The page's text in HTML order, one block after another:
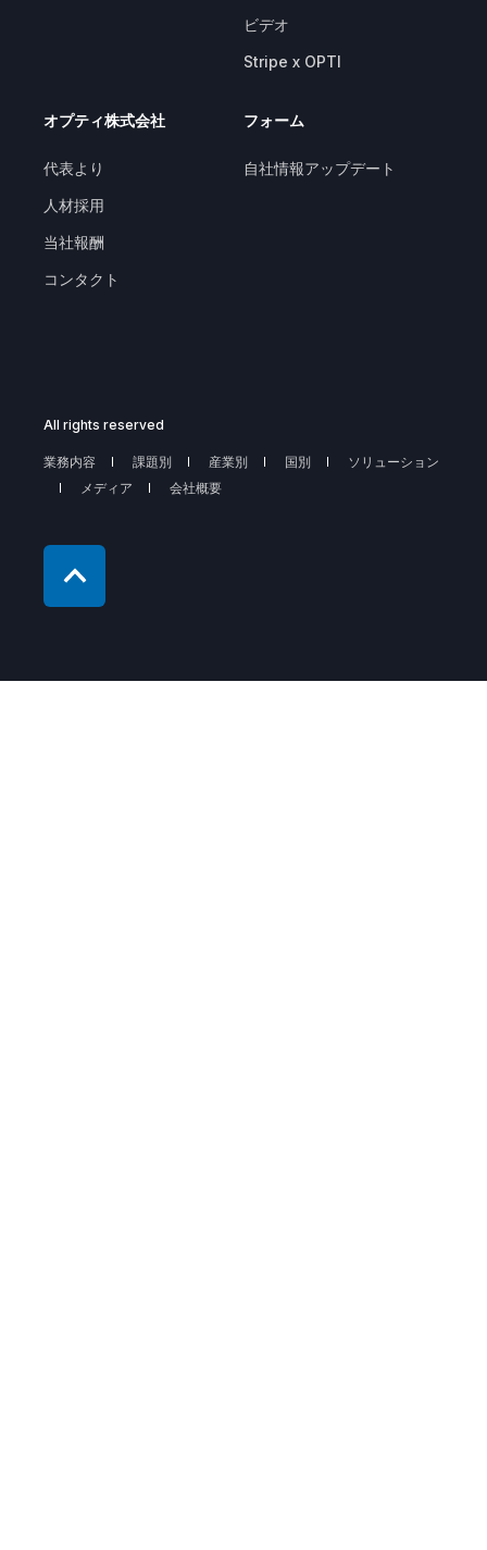
ビデオ
Stripe x OPTI
オプティ株式会社
代表より
人材採用
当社報酬
コンタクト
フォーム
自社情報アップデート
All rights reserved
業務内容 課題別 産業別 国別
ソリューション
メディア
会社概要